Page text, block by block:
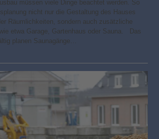
müssen viele Dinge beachtet werden. So
nicht nur die Gestaltung des Hauses
Räumlichkeiten, sondern auch zusätzliche
etwa Garage, Gartenhaus oder Sauna. Das
planen Saunagänge…